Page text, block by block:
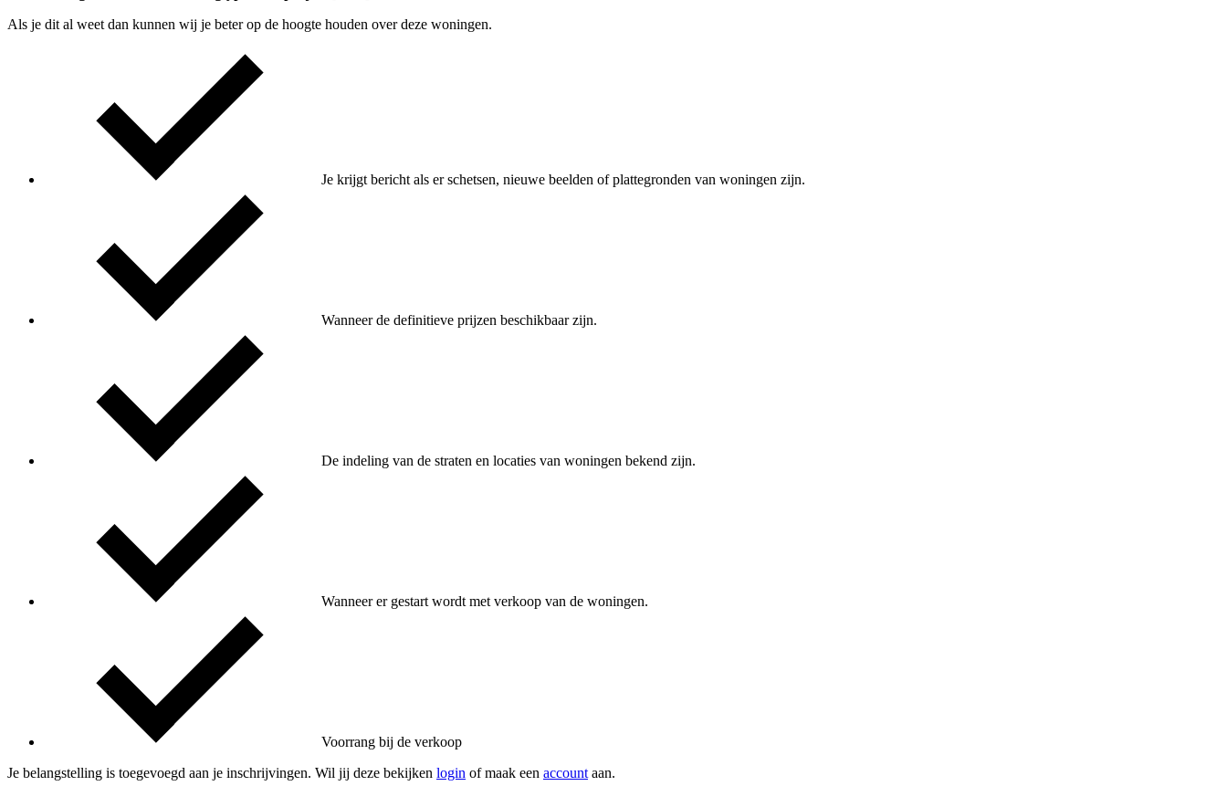
Als je dit al weet dan kunnen wij je beter op de hoogte houden over deze woningen.
Je krijgt bericht als er schetsen, nieuwe beelden of plattegronden van woningen zijn.
Wanneer de definitieve prijzen beschikbaar zijn.
De indeling van de straten en locaties van woningen bekend zijn.
Wanneer er gestart wordt met verkoop van de woningen.
Voorrang bij de verkoop
Je belangstelling is toegevoegd aan je inschrijvingen. Wil jij deze bekijken login of maak een accountaan.